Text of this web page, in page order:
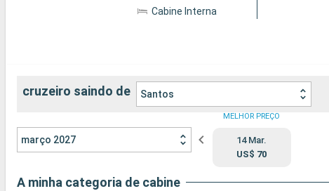
Cabine Interna
cruzeiro saindo de Santos
março 2027
MELHOR PREÇO
14 Mar.
US$ 70
A minha categoria de cabine